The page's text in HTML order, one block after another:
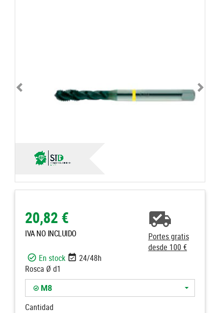
20,82 €
IVA NO INCLUIDO
Portes gratis
desde 100 €
En stock
24/48h
Rosca Ø d1
M8
Cantidad